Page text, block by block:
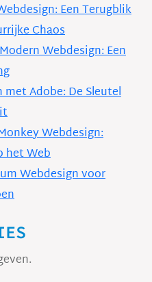
Een Terugblik
Chaos
Webdesign: Een
Adobe: De Sleutel
Webdesign:
het Web
Webdesign voor